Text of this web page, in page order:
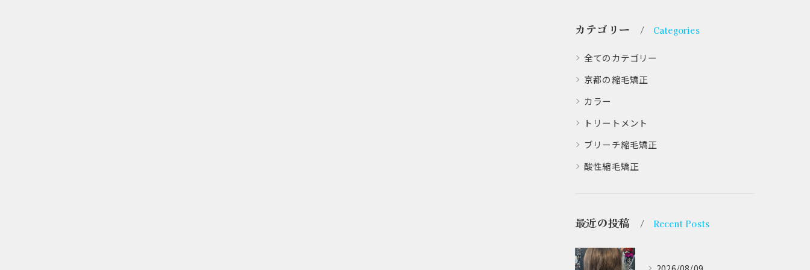
カテゴリー Categories
全てのカテゴリー
京都の縮毛矯正
カラー
トリートメント
ブリーチ縮毛矯正
酸性縮毛矯正
最近の投稿 Recent Posts